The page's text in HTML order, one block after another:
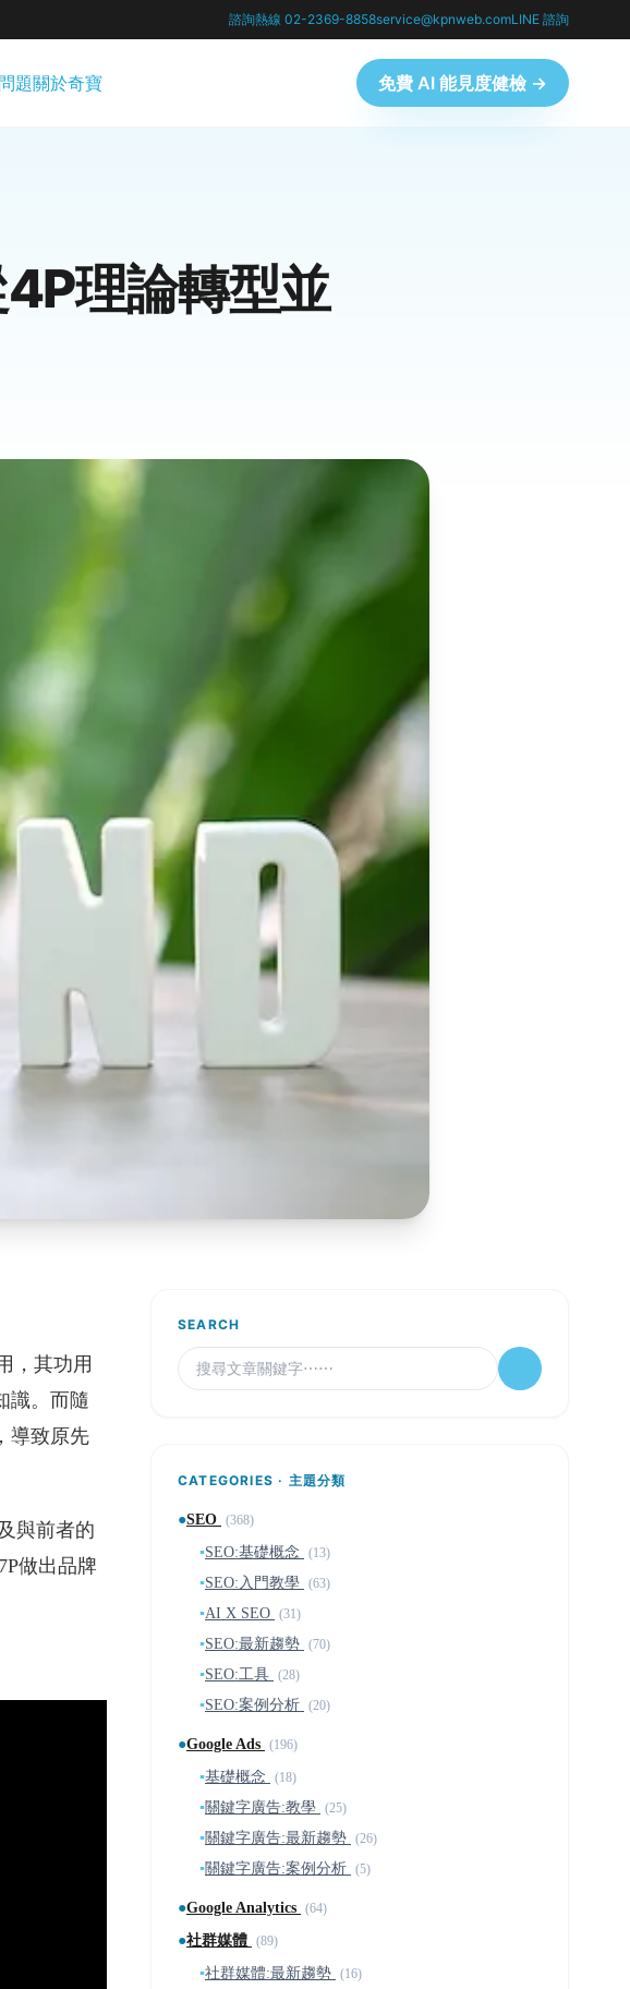
諮詢熱線 02-2369-8858service@kpnweb.comLINE 諮詢
題關於奇寶 免費 AI 能見度健檢 →
理論轉型並
，其功用
識。而隨
導致原先
與前者的
做出品牌
SEARCH
CATEGORIES · 主題分類
●SEO (368)
▪SEO:基礎概念 (13)
▪SEO:入門教學 (63)
▪AI X SEO (31)
▪SEO:最新趨勢 (70)
▪SEO:工具 (28)
▪SEO:案例分析 (20)
●Google Ads (196)
▪基礎概念 (18)
▪關鍵字廣告:教學 (25)
▪關鍵字廣告:最新趨勢 (26)
▪關鍵字廣告:案例分析 (5)
●Google Analytics (64)
●社群媒體 (89)
▪社群媒體:最新趨勢 (16)